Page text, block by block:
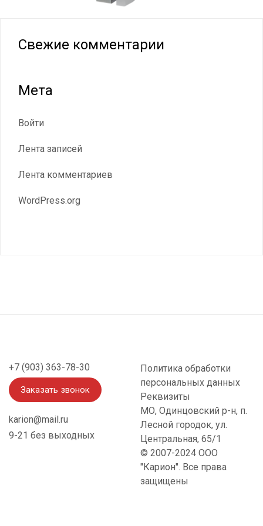
Свежие комментарии
Мета
Войти
Лента записей
Лента комментариев
WordPress.org
+7 (903) 363-78-30
Заказать звонок
karion@mail.ru
9-21 без выходных
Политика обработки
персональных данных
Реквизиты
МО, Одинцовский р-н, п.
Лесной городок, ул.
Центральная, 65/1
© 2007-2024 OOO
"Карион". Все права
защищены